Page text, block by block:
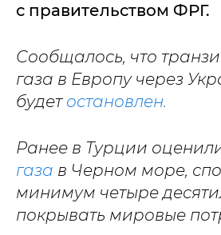
с правительством ФРГ.
Сообщалось, что
газа в Европу через
будет остановлен.
Ранее в Турции
газа в Черном море,
минимум четыре
покрывать мировые